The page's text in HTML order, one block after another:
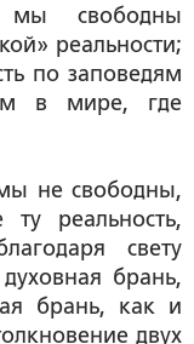
мы свободны
реальности;
по заповедям
в мире, где
не свободны,
реальность,
свету
брань,
брань, как и
двух